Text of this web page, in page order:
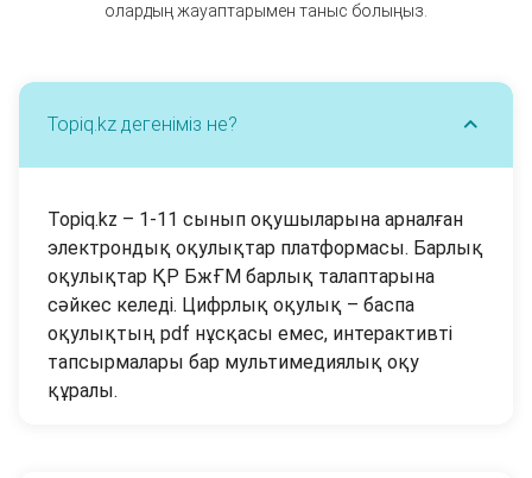
олардың жауаптарымен таныс болыңыз.
Тоpiq.kz дегеніміз не?
Тоpiq.kz – 1-11 сынып оқушыларына арналған
электрондық оқулықтар платформасы. Барлық
оқулықтар ҚР БжҒМ барлық талаптарына
сәйкес келеді. Цифрлық оқулық – баспа
оқулықтың pdf нұсқасы емес, интерактивті
тапсырмалары бар мультимедиялық оқу
құралы.